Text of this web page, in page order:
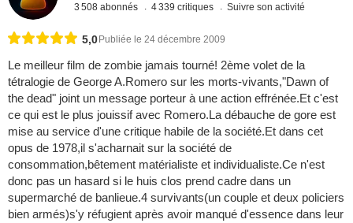
3 508 abonnés 4 339 critiques Suivre son activité
5,0 Publiée le 24 décembre 2009
Le meilleur film de zombie jamais tourné! 2ème volet de la
tétralogie de George A.Romero sur les morts-vivants,"Dawn of
the dead" joint un message porteur à une action effrénée.Et c'est
ce qui est le plus jouissif avec Romero.La débauche de gore est
mise au service d'une critique habile de la société.Et dans cet
opus de 1978,il s'acharnait sur la société de
consommation,bêtement matérialiste et individualiste.Ce n'est
donc pas un hasard si le huis clos prend cadre dans un
supermarché de banlieue.4 survivants(un couple et deux policiers
bien armés)s'y réfugient après avoir manqué d'essence dans leur